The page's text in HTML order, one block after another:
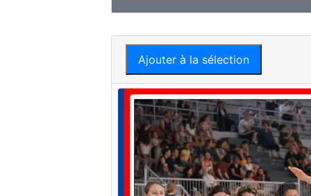
Ajouter à la sélection